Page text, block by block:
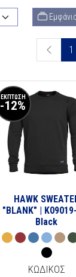
1
ΕΚΠΤΩΣΗ
-12%
HAWK
"BLANK" |
Black
ΚΩΔΙΚΟΣ